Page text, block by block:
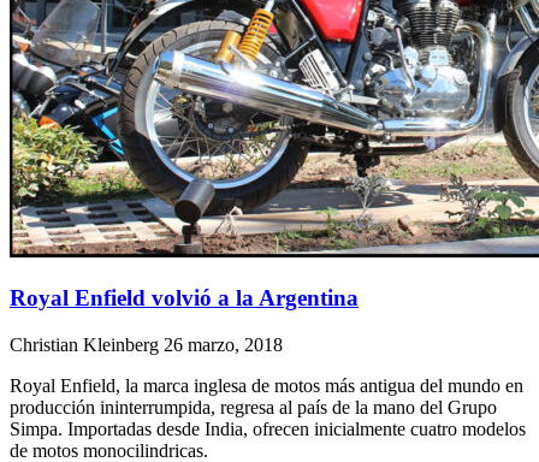
Royal Enfield volvió a la Argentina
Christian Kleinberg 26 marzo, 2018
Royal Enfield, la marca inglesa de motos más antigua del mundo en
producción ininterrumpida, regresa al país de la mano del Grupo
Simpa. Importadas desde India, ofrecen inicialmente cuatro modelos
de motos monocilindricas.